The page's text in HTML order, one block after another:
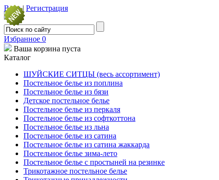
Вход| Регистрация
Избранное 0
Ваша корзина пуста
Каталог
ШУЙСКИЕ СИТЦЫ (весь ассортимент)
Постельное белье из поплина
Постельное белье из бязи
Детское постельное белье
Постельное белье из перкаля
Постельное белье из софткоттона
Постельное белье из льна
Постельное белье из сатина
Постельное белье из сатина жаккарда
Постельное белье зима-лето
Постельное белье с простыней на резинке
Трикотажное постельное белье